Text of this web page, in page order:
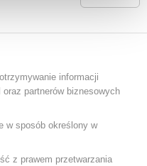
informacji
partnerów biznesowych
w sposób określony w
z prawem przetwarzania